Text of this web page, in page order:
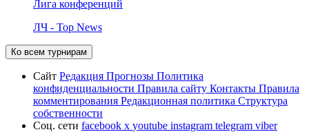
Лига конференций
ЛЧ - Top News
Ко всем турнирам
Сайт Редакция Прогнозы Политика
конфиденциальности Правила сайту Контакты Правила
комментирования Редакционная политика Структура
собственности
Соц. сети facebook x youtube instagram telegram viber